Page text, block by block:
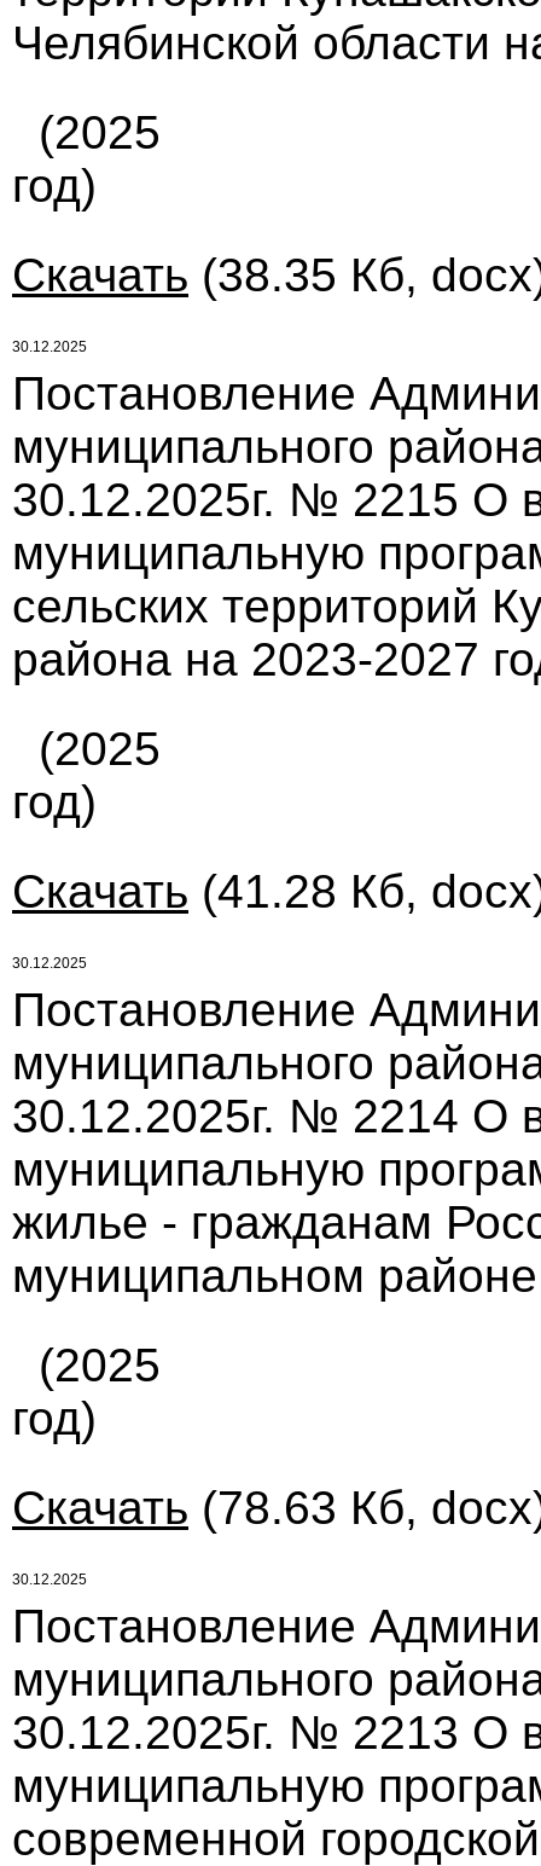
Челябинской области
(2025
год)
Скачать (38.35 Кб,
30.12.2025
Постановление
муниципального
30.12.2025г. № 2215 О
муниципальную
сельских территорий
района на 2023-2027
(2025
год)
Скачать (41.28 Кб,
30.12.2025
Постановление
муниципального
30.12.2025г. № 2214 О
муниципальную
жилье - гражданам
муниципальном
(2025
год)
Скачать (78.63 Кб,
30.12.2025
Постановление
муниципального
30.12.2025г. № 2213 О
муниципальную
современной